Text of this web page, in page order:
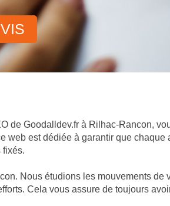
de Goodalldev.fr à Rilhac-Rancon,
web est dédiée à garantir que chaque
fixés.
Nous étudions les mouvements de
Cela vous assure de toujours